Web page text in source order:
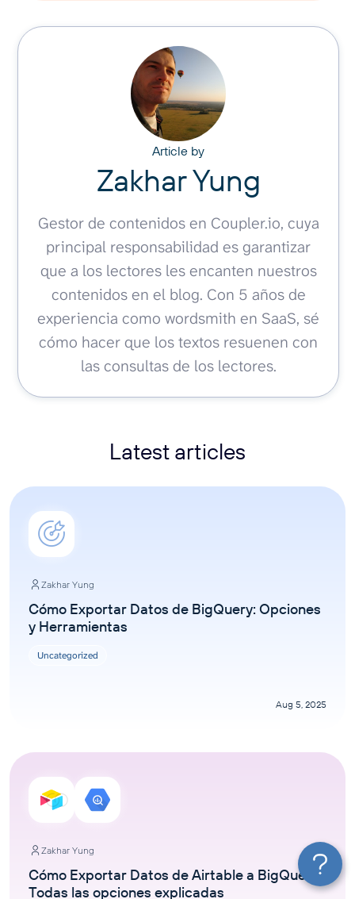
Article by
Zakhar Yung
Gestor de contenidos en Coupler.io, cuya
principal responsabilidad es garantizar
que a los lectores les encanten nuestros
contenidos en el blog. Con 5 años de
experiencia como wordsmith en SaaS, sé
cómo hacer que los textos resuenen con
las consultas de los lectores.
Latest articles
Zakhar Yung
Cómo Exportar Datos de BigQuery: Opciones
y Herramientas
Uncategorized
Aug 5, 2025
Zakhar Yung
Cómo Exportar Datos de Airtable a BigQuery:
Todas las opciones explicadas